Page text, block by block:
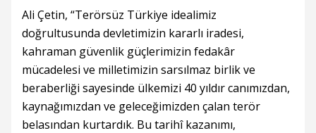
Ali Çetin, “Terörsüz Türkiye idealimiz
doğrultusunda devletimizin kararlı iradesi,
kahraman güvenlik güçlerimizin fedakâr
mücadelesi ve milletimizin sarsılmaz birlik ve
beraberliği sayesinde ülkemizi 40 yıldır canımızdan,
kaynağımızdan ve geleceğimizden çalan terör
belasından kurtardık. Bu tarihî kazanımı,